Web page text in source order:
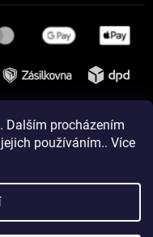
Dalším procházením
používáním.. Více